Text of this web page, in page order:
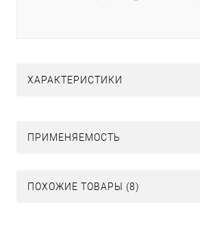
ХАРАКТЕРИСТИКИ
ПРИМЕНЯЕМОСТЬ
ПОХОЖИЕ ТОВАРЫ (8)